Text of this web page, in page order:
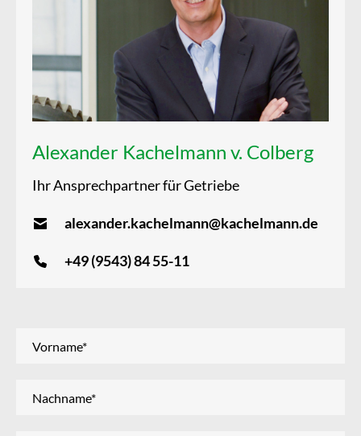
Alexander Kachelmann v. Colberg
Ihr Ansprechpartner für Getriebe
alexander.kachelmann@kachelmann.de
+49 (9543) 84 55-11